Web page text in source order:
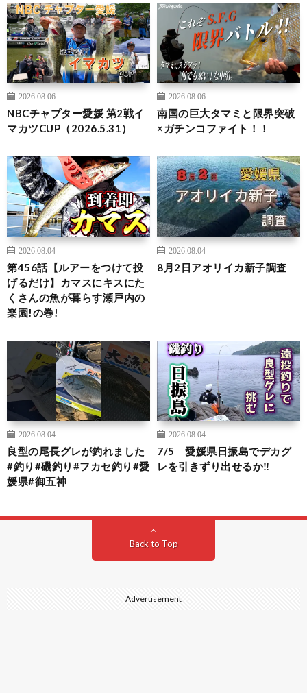
2026.08.06
NBCチャプター愛媛 第2戦イ
マカツCUP（2026.5.31）
2026.08.06
南国の巨大タマミと限界突破
×ガチンコファイト！！
2026.08.04
第456話【ルアーをつけて投
げるだけ】カマスにキスにた
くさんの魚が暮らす瀬戸内の
楽園!の巻!
2026.08.04
8月2日アオリイカ新子調査
2026.08.04
良型の尾長グレが釣れました
#釣り#磯釣り#フカセ釣り#愛
媛県#御五神
2026.08.04
7/5 愛媛県日振島でデカグ
レを引きずり出せるか‼️
Back to Top
Advertisement